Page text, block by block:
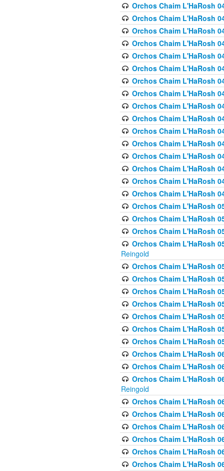
Orchos Chaim L'HaRosh
Orchos Chaim L'HaRosh
Orchos Chaim L'HaRosh
Orchos Chaim L'HaRosh
Orchos Chaim L'HaRosh
Orchos Chaim L'HaRosh
Orchos Chaim L'HaRosh
Orchos Chaim L'HaRosh
Orchos Chaim L'HaRosh
Orchos Chaim L'HaRosh
Orchos Chaim L'HaRosh
Orchos Chaim L'HaRosh
Orchos Chaim L'HaRosh
Orchos Chaim L'HaRosh
Orchos Chaim L'HaRosh
Orchos Chaim L'HaRosh
Orchos Chaim L'HaRosh
Orchos Chaim L'HaRosh
Orchos Chaim L'HaRosh
Orchos Chaim L'HaRosh
Reingold
Orchos Chaim L'HaRosh
Orchos Chaim L'HaRosh
Orchos Chaim L'HaRosh
Orchos Chaim L'HaRosh
Orchos Chaim L'HaRosh
Orchos Chaim L'HaRosh
Orchos Chaim L'HaRosh
Orchos Chaim L'HaRosh
Orchos Chaim L'HaRosh
Orchos Chaim L'HaRosh
Reingold
Orchos Chaim L'HaRosh
Orchos Chaim L'HaRosh
Orchos Chaim L'HaRosh
Orchos Chaim L'HaRosh
Orchos Chaim L'HaRosh
Orchos Chaim L'HaRosh